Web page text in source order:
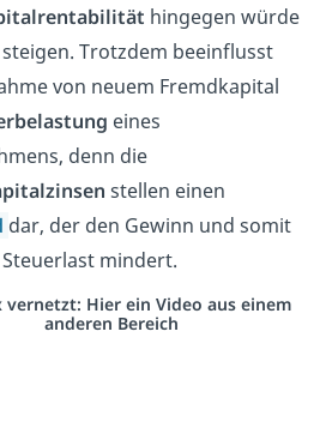
hingegen würde
Trotzdem beeinflusst
von neuem Fremdkapital
eines
denn die
stellen einen
dar, der den Gewinn und somit
mindert.
vernetzt: Hier ein Video aus einem
anderen Bereich